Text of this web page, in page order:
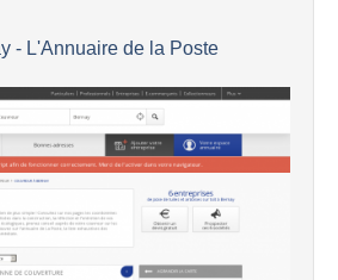
- L'Annuaire de la Poste